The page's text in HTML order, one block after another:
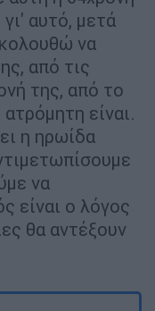
αυτό, μετά
να
από τις
της, από το
είναι.
η ηρωίδα
να
είναι ο λόγος
θα αντέξουν